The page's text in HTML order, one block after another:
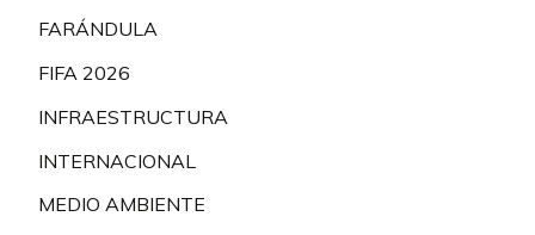
FARÁNDULA
FIFA 2026
INFRAESTRUCTURA
INTERNACIONAL
MEDIO AMBIENTE